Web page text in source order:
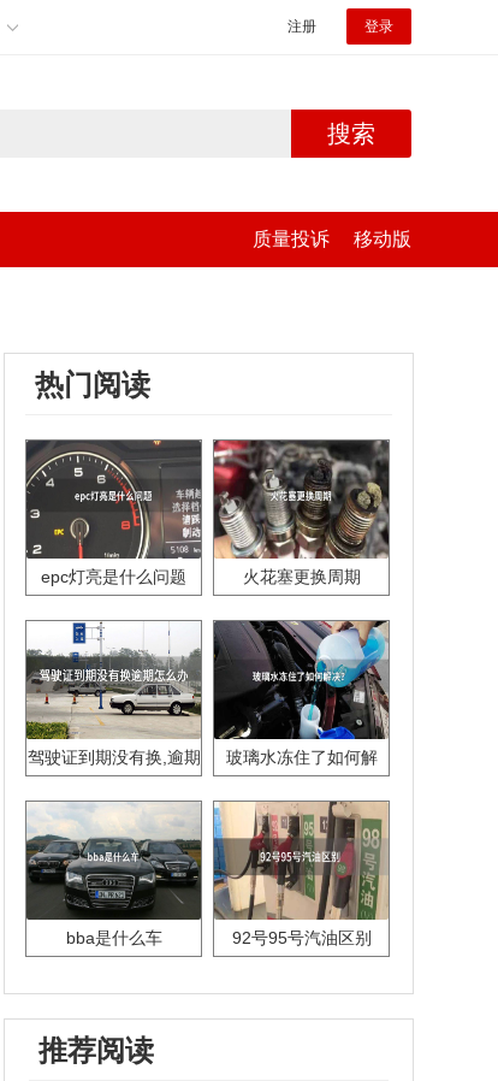
注册 登录
搜索
质量投诉 移动版
热门阅读
epc灯亮是什么问题 火花塞更换周期
驾驶证到期没有换,逾期
玻璃水冻住了如何解
bba是什么车 92号95号汽油区别
推荐阅读